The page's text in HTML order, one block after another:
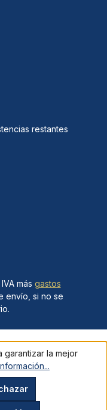
restantes
más gastos
envío, si no se
garantizar la mejor